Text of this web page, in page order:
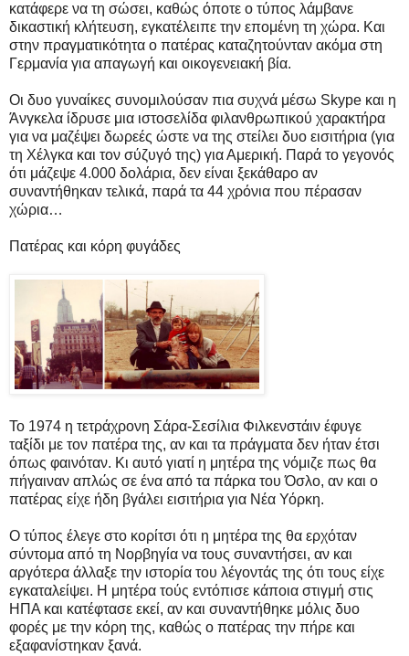
κατάφερε να τη σώσει, καθώς όποτε ο τύπος λάμβανε
δικαστική κλήτευση, εγκατέλειπε την επομένη τη χώρα. Και
στην πραγματικότητα ο πατέρας καταζητούνταν ακόμα στη
Γερμανία για απαγωγή και οικογενειακή βία.
Οι δυο γυναίκες συνομιλούσαν πια συχνά μέσω Skype και η
Άνγκελα ίδρυσε μια ιστοσελίδα φιλανθρωπικού χαρακτήρα
για να μαζέψει δωρεές ώστε να της στείλει δυο εισιτήρια (για
τη Χέλγκα και τον σύζυγό της) για Αμερική. Παρά το γεγονός
ότι μάζεψε 4.000 δολάρια, δεν είναι ξεκάθαρο αν
συναντήθηκαν τελικά, παρά τα 44 χρόνια που πέρασαν
χώρια…
Πατέρας και κόρη φυγάδες
Το 1974 η τετράχρονη Σάρα-Σεσίλια Φιλκενστάιν έφυγε
ταξίδι με τον πατέρα της, αν και τα πράγματα δεν ήταν έτσι
όπως φαινόταν. Κι αυτό γιατί η μητέρα της νόμιζε πως θα
πήγαιναν απλώς σε ένα από τα πάρκα του Όσλο, αν και ο
πατέρας είχε ήδη βγάλει εισιτήρια για Νέα Υόρκη.
Ο τύπος έλεγε στο κορίτσι ότι η μητέρα της θα ερχόταν
σύντομα από τη Νορβηγία να τους συναντήσει, αν και
αργότερα άλλαξε την ιστορία του λέγοντάς της ότι τους είχε
εγκαταλείψει. Η μητέρα τούς εντόπισε κάποια στιγμή στις
ΗΠΑ και κατέφτασε εκεί, αν και συναντήθηκε μόλις δυο
φορές με την κόρη της, καθώς ο πατέρας την πήρε και
εξαφανίστηκαν ξανά.